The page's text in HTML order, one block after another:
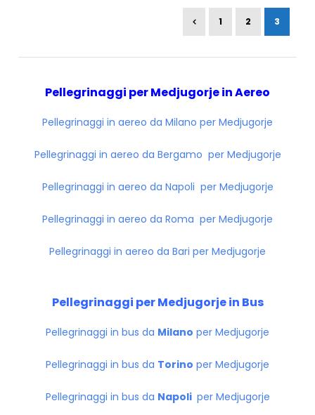
1 2 3
Pellegrinaggi per Medjugorje in Aereo
Pellegrinaggi in aereo da Milano per Medjugorje
Pellegrinaggi in aereo da Bergamo per Medjugorje
Pellegrinaggi in aereo da Napoli per Medjugorje
Pellegrinaggi in aereo da Roma per Medjugorje
Pellegrinaggi in aereo da Bari per Medjugorje
Pellegrinaggi per Medjugorje in Bus
Pellegrinaggi in bus da Milano per Medjugorje
Pellegrinaggi in bus da Torino per Medjugorje
Pellegrinaggi in bus da Napoli per Medjugorje